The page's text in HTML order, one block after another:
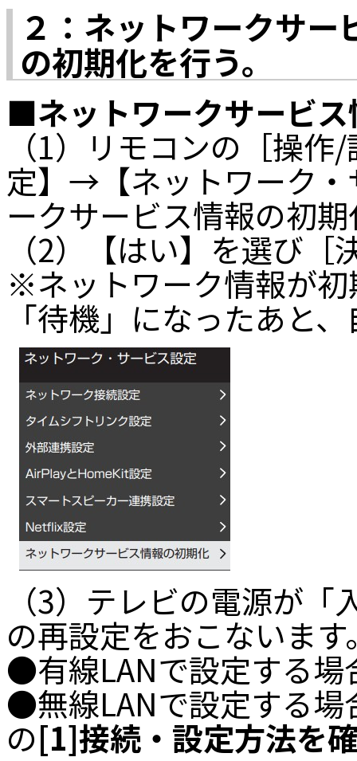
２：ネットワークサー
の初期化を行う。
■ネットワークサービス
（1）リモコンの［操
定】→【ネットワーク
ークサービス情報の初
（2）【はい】を選び
※ネットワーク情報が
「待機」になったあと
（3）テレビの電源が
の再設定をおこないます
●有線LANで設定する
●無線LANで設定する
の[1]接続・設定方法を